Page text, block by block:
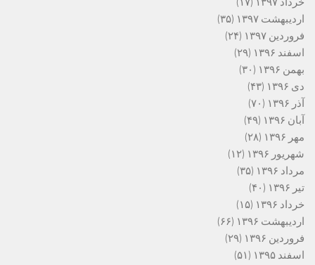
اردیبهشت ۱۳۹۷
(۳۵)
فروردین ۱۳۹۷
(۲۴)
اسفند ۱۳۹۶
(۲۹)
بهمن ۱۳۹۶
(۳۰)
دی ۱۳۹۶
(۴۳)
آذر ۱۳۹۶
(۷۰)
آبان ۱۳۹۶
(۴۹)
مهر ۱۳۹۶
(۲۸)
شهریور ۱۳۹۶
(۱۲)
مرداد ۱۳۹۶
(۳۵)
تیر ۱۳۹۶
(۴۰)
خرداد ۱۳۹۶
(۱۵)
اردیبهشت ۱۳۹۶
(۶۶)
فروردین ۱۳۹۶
(۲۹)
اسفند ۱۳۹۵
(۵۱)